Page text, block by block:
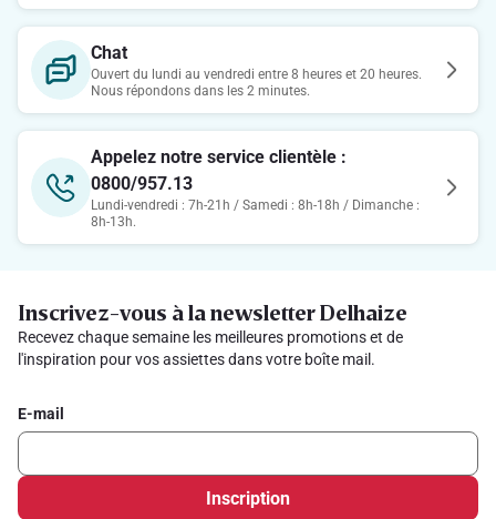
Chat
Ouvert du lundi au vendredi entre 8 heures et 20 heures.
Nous répondons dans les 2 minutes.
Appelez notre service clientèle :
0800/957.13
Lundi-vendredi : 7h-21h / Samedi : 8h-18h / Dimanche :
8h-13h.
Inscrivez-vous à la newsletter Delhaize
Recevez chaque semaine les meilleures promotions et de
l'inspiration pour vos assiettes dans votre boîte mail.
E-mail
Inscription